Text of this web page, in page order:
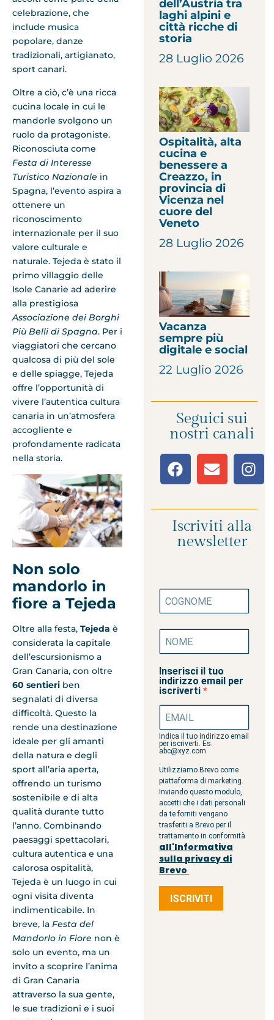
celebrazione, che
include musica
popolare, danze
tradizionali, artigianato,
sport canari.
Oltre a ciò, c’è una ricca
cucina locale in cui le
mandorle svolgono un
ruolo da protagoniste.
Riconosciuta come
Festa di Interesse
Turistico Nazionale in
Spagna, l’evento aspira a
ottenere un
riconoscimento
internazionale per il suo
valore culturale e
naturale. Tejeda è stato il
primo villaggio delle
Isole Canarie ad aderire
alla prestigiosa
Associazione dei Borghi
Più Belli di Spagna. Per i
viaggiatori che cercano
qualcosa di più del sole
e delle spiagge, Tejeda
offre l’opportunità di
vivere l’autentica cultura
canaria in un’atmosfera
accogliente e
profondamente radicata
nella storia.
Non solo
mandorlo in
fiore a Tejeda
Oltre alla festa, Tejeda è
considerata la capitale
dell’escursionismo a
Gran Canaria, con oltre
60 sentieri ben
segnalati di diversa
difficoltà. Questo la
rende una destinazione
ideale per gli amanti
della natura e degli
sport all’aria aperta,
offrendo un turismo
sostenibile e di alta
qualità durante tutto
l’anno. Combinando
paesaggi spettacolari,
cultura autentica e una
calorosa ospitalità,
Tejeda è un luogo in cui
ogni visita diventa
indimenticabile. In
breve, la Festa del
Mandorlo in Fiore non è
solo un evento, ma un
invito a scoprire l’anima
di Gran Canaria
attraverso la sua gente,
le sue tradizioni e i suoi
dell’Austria tra
laghi alpini e
città ricche di
storia
28 Luglio 2026
Ospitalità, alta
cucina e
benessere a
Creazzo, in
provincia di
Vicenza nel
cuore del
Veneto
28 Luglio 2026
Vacanza
sempre più
digitale e social
22 Luglio 2026
Seguici sui
nostri canali
Iscriviti alla
newsletter
Inserisci il tuo
indirizzo email per
iscriverti
Indica il tuo indirizzo email
per iscriverti. Es.
abc@xyz.com
Utilizziamo Brevo come
piattaforma di marketing.
Inviando questo modulo,
accetti che i dati personali
da te forniti vengano
trasferiti a Brevo per il
trattamento in conformità
all'Informativa
sulla privacy di
Brevo .
ISCRIVITI